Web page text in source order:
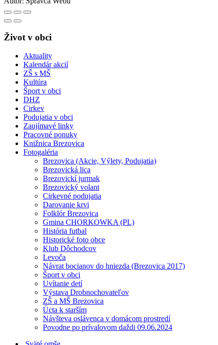
Život v obci
Aktuality
Kalendár akcií
ZŠ s MŠ
Kultúra
Šport v obci
DHZ
Cirkev
Podujatia v obci
Zaujímavé linky
Pracovné ponuky
Knižnica Brezovica
Fotogaléria
Brezovica (Akcie, Výlety, Podujatia)
Brezovická lica
Brezovickí jurmak
Brezovický volant
Cirkevné podujatia
Darovanie krvi
Folklór Brezovica
Gmina CHORKOWKA (PL)
História futbal
Historické foto obce
Klub Dôchodcov
Levoča
Návrat bocianov do hniezda (Brezovica 2017)
Šport v obci
Uvítanie detí
Výstava Drobnochovateľov
ZŠ a MŠ Brezovica
Úcta k starším
Návšteva oslávenca v domácom prostredí
Povodne po prívalovom daždi 09.06.2024